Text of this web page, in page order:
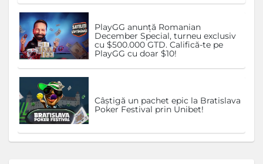
PlayGG anunță Romanian
December Special, turneu exclusiv
cu $500.000 GTD. Califică-te pe
PlayGG cu doar $10!
Câștigă un pachet epic la Bratislava
Poker Festival prin Unibet!